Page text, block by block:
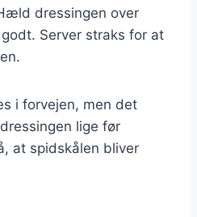
dressingen over
Server straks for at
i forvejen, men det
lige før
at spidskålen bliver